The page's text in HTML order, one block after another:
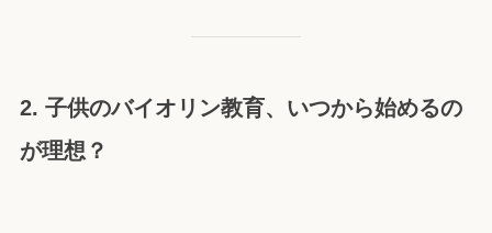
2. 子供のバイオリン教育、いつから始めるの
が理想？